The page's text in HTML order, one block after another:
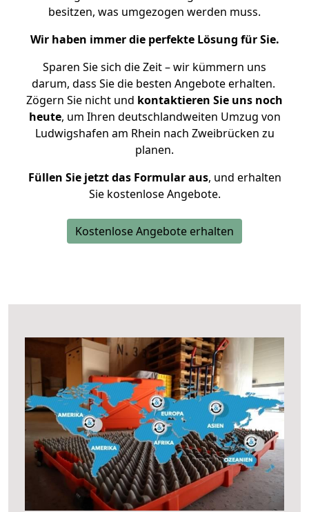
besitzen, was umgezogen werden muss.
Wir haben immer die perfekte Lösung für Sie.
Sparen Sie sich die Zeit – wir kümmern uns
darum, dass Sie die besten Angebote erhalten.
Zögern Sie nicht und kontaktieren Sie uns noch
heute, um Ihren deutschlandweiten Umzug von
Ludwigshafen am Rhein nach Zweibrücken zu
planen.
Füllen Sie jetzt das Formular aus, und erhalten
Sie kostenlose Angebote.
Kostenlose Angebote erhalten